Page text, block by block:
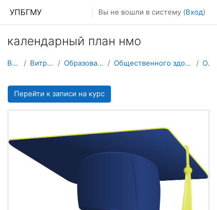
УПБГМУ Вы не вошли в систему (Вход)
календарный план нмо
В начало Витрина курсов 3KL Образование 2025-2026 уч.год Общественного здоровья и организации здравоохранения О курсе
Перейти к записи на курс